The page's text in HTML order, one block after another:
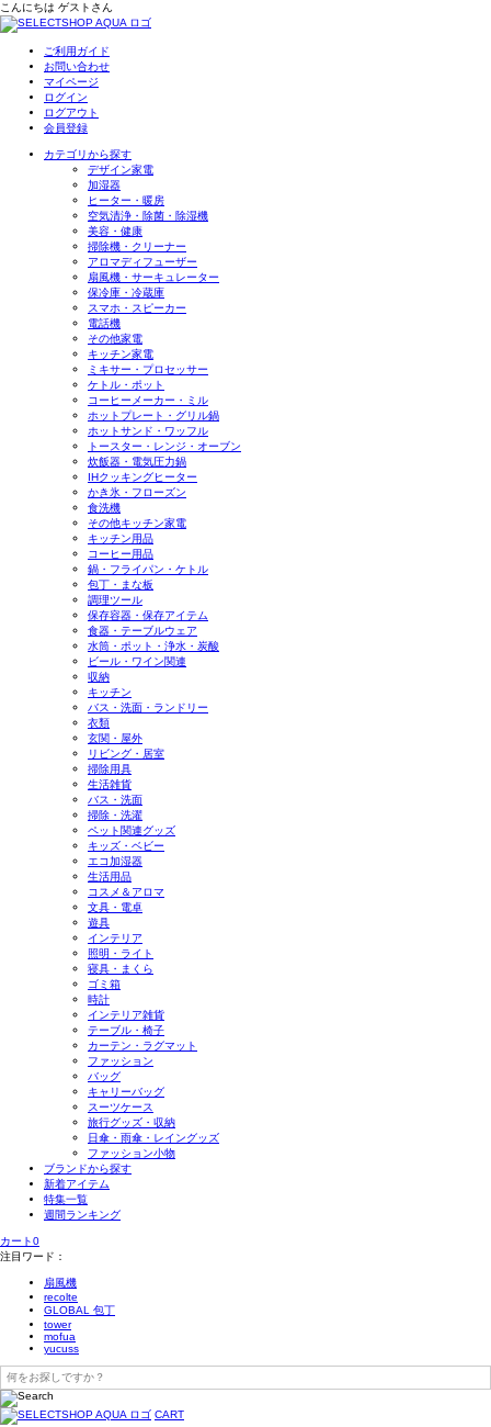
こんにちは ゲスト さん
ご利用ガイド
お問い合わせ
マイページ
ログイン
ログアウト
会員登録
カテゴリから探す
デザイン家電
加湿器
ヒーター・暖房
空気清浄・除菌・除湿機
美容・健康
掃除機・クリーナー
アロマディフューザー
扇風機・サーキュレーター
保冷庫・冷蔵庫
スマホ・スピーカー
電話機
その他家電
キッチン家電
ミキサー・プロセッサー
ケトル・ポット
コーヒーメーカー・ミル
ホットプレート・グリル鍋
ホットサンド・ワッフル
トースター・レンジ・オーブン
炊飯器・電気圧力鍋
IHクッキングヒーター
かき氷・フローズン
食洗機
その他キッチン家電
キッチン用品
コーヒー用品
鍋・フライパン・ケトル
包丁・まな板
調理ツール
保存容器・保存アイテム
食器・テーブルウェア
水筒・ポット・浄水・炭酸
ビール・ワイン関連
収納
キッチン
バス・洗面・ランドリー
衣類
玄関・屋外
リビング・居室
掃除用具
生活雑貨
バス・洗面
掃除・洗濯
ペット関連グッズ
キッズ・ベビー
エコ加湿器
生活用品
コスメ＆アロマ
文具・電卓
遊具
インテリア
照明・ライト
寝具・まくら
ゴミ箱
時計
インテリア雑貨
テーブル・椅子
カーテン・ラグマット
ファッション
バッグ
キャリーバッグ
スーツケース
旅行グッズ・収納
日傘・雨傘・レイングッズ
ファッション小物
ブランドから探す
新着アイテム
特集一覧
週間ランキング
カート0
注目ワード：
扇風機
recolte
GLOBAL 包丁
tower
mofua
yucuss
CART